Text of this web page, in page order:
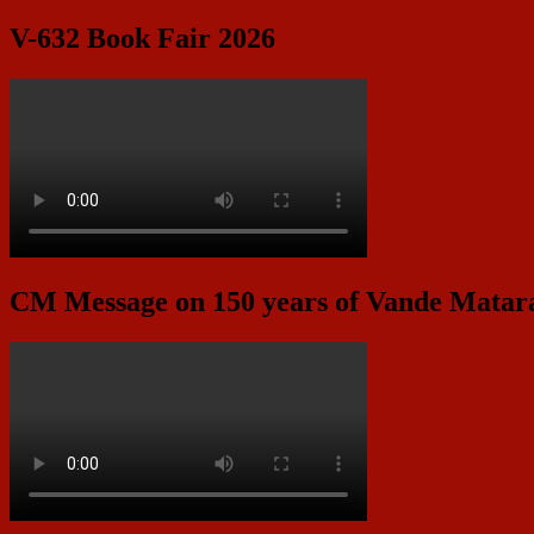
V-632 Book Fair 2026
CM Message on 150 years of Vande